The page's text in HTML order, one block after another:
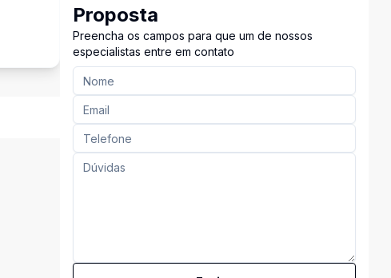
Proposta
Preencha os campos para que um de nossos
especialistas entre em contato